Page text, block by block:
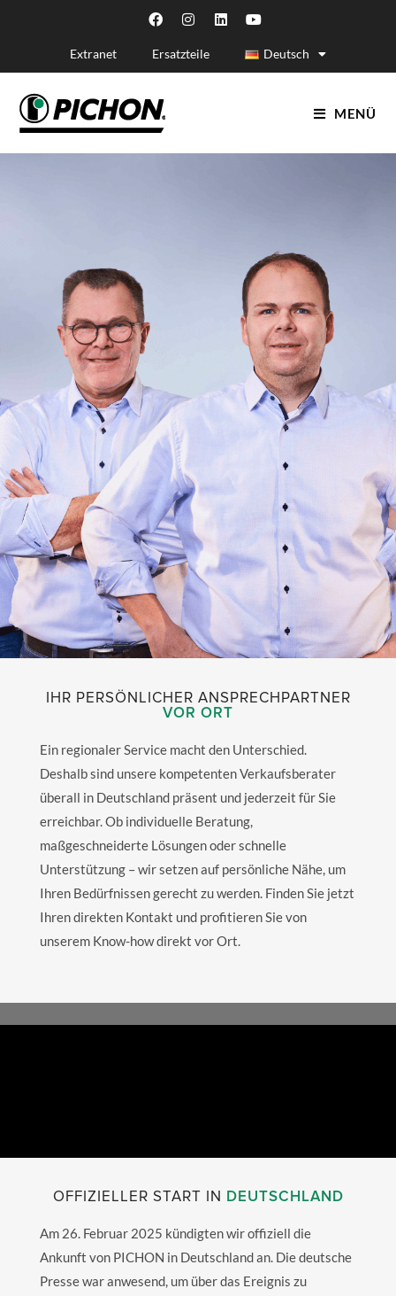
Extranet Ersatzteile Deutsch
MENÜ
IHR PICHON
ANSPRECHPARTNER IN
Finden Sie Ihren regionalen
Verkaufsberater
IHR PERSÖNLICHER ANSPRECHPARTNER
VOR ORT
Ein regionaler Service macht den Unterschied.
Deshalb sind unsere kompetenten Verkaufsberater
überall in Deutschland präsent und jederzeit für Sie
erreichbar. Ob individuelle Beratung,
maßgeschneiderte Lösungen oder schnelle
Unterstützung – wir setzen auf persönliche Nähe, um
Ihren Bedürfnissen gerecht zu werden. Finden Sie jetzt
Ihren direkten Kontakt und profitieren Sie von
unserem Know-how direkt vor Ort.
OFFIZIELLER START IN DEUTSCHLAND
Am 26. Februar 2025 kündigten wir offiziell die
Ankunft von PICHON in Deutschland an. Die deutsche
Presse war anwesend, um über das Ereignis zu